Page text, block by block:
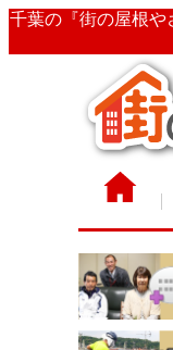
千葉の『街の屋根や